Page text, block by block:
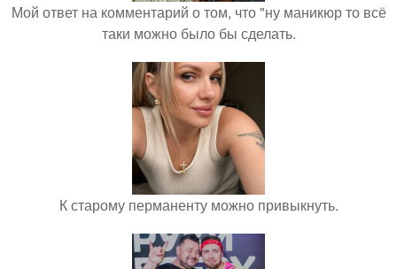
Мой ответ на комментарий о том, что "ну маникюр то всё
таки можно было бы сделать.
К старому перманенту можно привыкнуть.